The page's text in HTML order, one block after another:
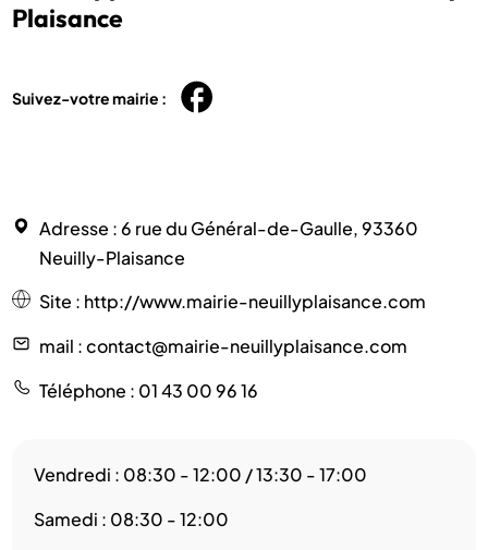
Plaisance
Suivez-votre mairie :
Adresse : 6 rue du Général-de-Gaulle, 93360
Neuilly-Plaisance
Site : http://www.mairie-neuillyplaisance.com
mail : contact@mairie-neuillyplaisance.com
Téléphone : 01 43 00 96 16
Vendredi : 08:30 - 12:00 / 13:30 - 17:00
Samedi : 08:30 - 12:00